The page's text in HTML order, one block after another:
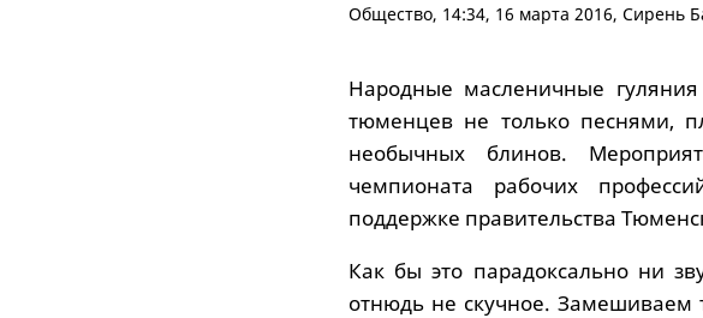
Общество, 14:34, 16 марта 2016, Сирень
Народные масленичные
тюменцев не только песнями,
необычных блинов.
чемпионата рабочих
поддержке правительства
Как бы это парадоксально ни
отнюдь не скучное. Замешиваем